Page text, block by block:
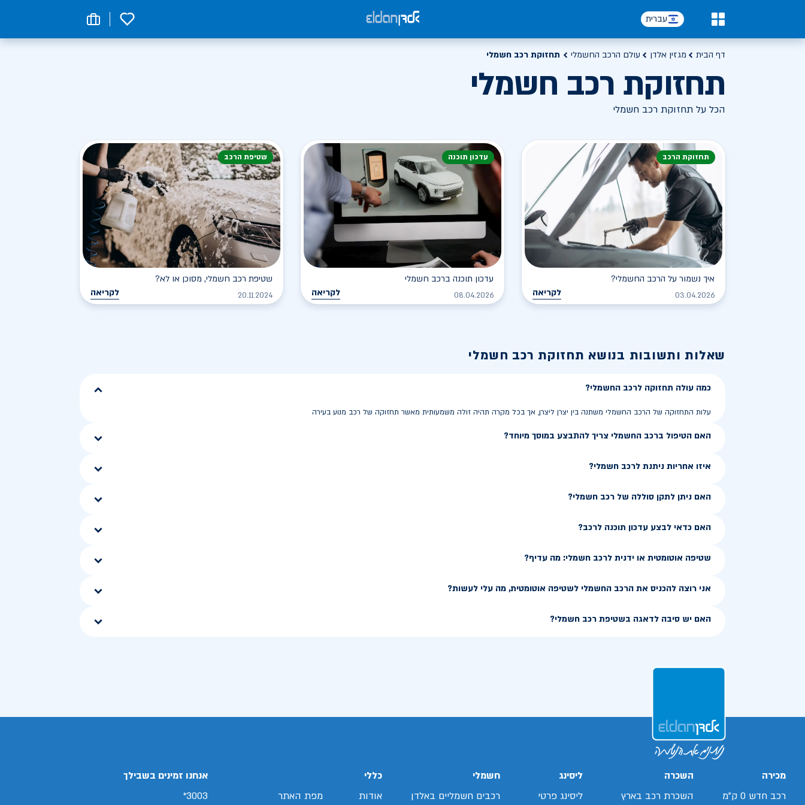
עברית 0
דף הבית מגזין אלדן עולם הרכב החשמלי תחזוקת רכב חשמלי
תחזוקת רכב חשמלי
הכל על תחזוקת רכב חשמלי
תחזוקת הרכב
איך נשמור על הרכב החשמלי?
03.04.2026 לקריאה
עדכון תוכנה
עדכון תוכנה ברכב חשמלי
08.04.2026 לקריאה
שטיפת הרכב
שטיפת רכב חשמלי, מסוכן או לא?
20.11.2024 לקריאה
שאלות ותשובות בנושא תחזוקת רכב חשמלי
כמה עולה תחזוקה לרכב החשמלי?
עלות התחזוקה של הרכב החשמלי משתנה בין יצרן ליצרן, אך בכל מקרה תהיה זולה משמעותית מאשר תחזוקה של רכב מנוע בעירה
האם הטיפול ברכב החשמלי צריך להתבצע במוסך מיוחד?
איזו אחריות ניתנת לרכב חשמלי?
האם ניתן לתקן סוללה של רכב חשמלי?
האם כדאי לבצע עדכון תוכנה לרכב?
שטיפה אוטומטית או ידנית לרכב חשמלי: מה עדיף?
אני רוצה להכניס את הרכב החשמלי לשטיפה אוטומטית, מה עלי לעשות?
האם יש סיבה לדאגה בשטיפת רכב חשמלי?
מכירה
רכב חדש 0 ק"מ
השכרה
השכרת רכב בארץ
ליסינג
ליסינג פרטי
חשמלי
רכבים חשמליים באלדן
כללי
אודות
מפת האתר
אנחנו זמינים בשבילך
3003*